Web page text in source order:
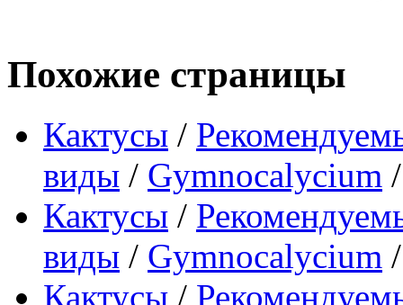
Похожие страницы
Кактусы /
виды / Gymnocalycium
Кактусы /
виды / Gymnocalycium
Кактусы /